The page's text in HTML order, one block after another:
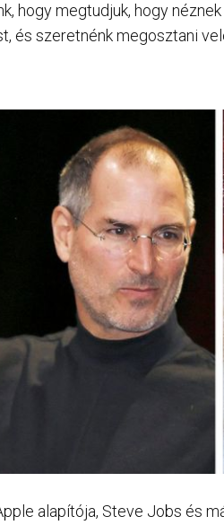
hogy megtudjuk, hogy
és szeretnénk megosztani
alapítója, Steve Jobs és